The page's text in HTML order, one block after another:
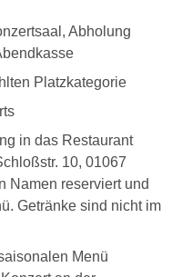
Abholung
Platzkategorie
in das Restaurant
10, 01067
Namen reserviert und
Getränke sind nicht im
Menü